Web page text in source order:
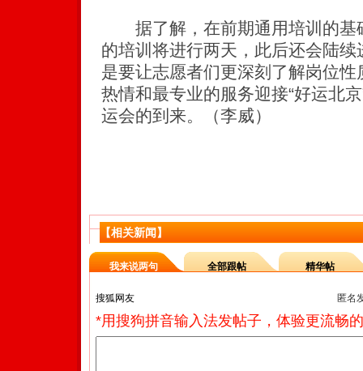
据了解，在前期通用培训的基
的培训将进行两天，此后还会陆
是要让志愿者们更深刻了解岗位
热情和最专业的服务迎接“好运北
运会的到来。（李威）
【相关新闻】
我来说两句 全部跟帖 精华帖
匿名
*用搜狗拼音输入法发帖子，体验更流畅